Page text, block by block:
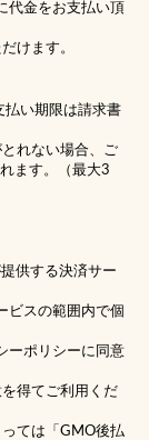
代金をお支払い頂
けます。
払い期限は請求書
れない場合、ご
ます。（最大3
供する決済サー
ビスの範囲内で個
ーポリシーに同意
得てご利用くだ
ては「GMO後払